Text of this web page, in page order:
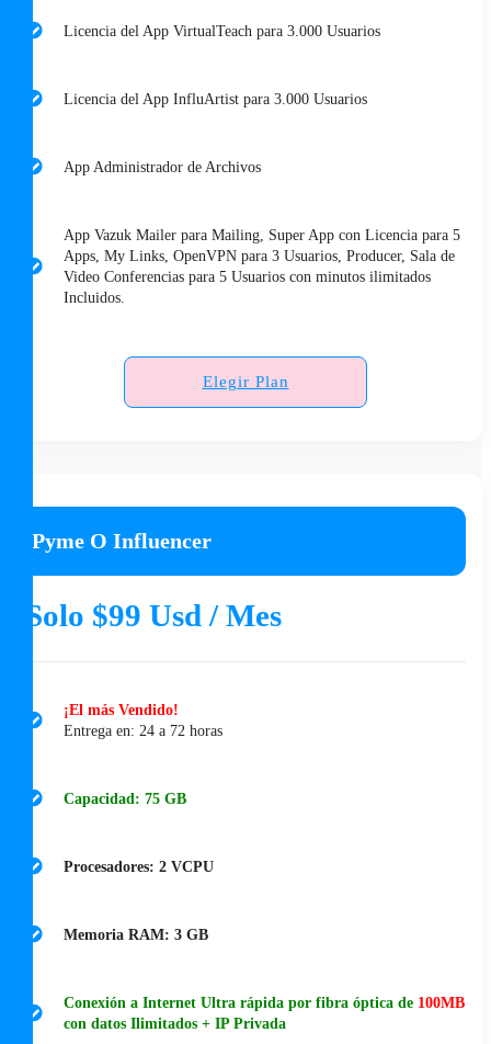
Licencia del App VirtualTeach para 3.000 Usuarios
Licencia del App InfluArtist para 3.000 Usuarios
App Administrador de Archivos
App Vazuk Mailer para Mailing, Super App con Licencia para 5
Apps, My Links, OpenVPN para 3 Usuarios, Producer, Sala de
Video Conferencias para 5 Usuarios con minutos ilimitados
Incluidos.
Elegir Plan
Pyme O Influencer
Solo $99 Usd / Mes
¡El más Vendido!
Entrega en: 24 a 72 horas
Capacidad: 75 GB
Procesadores: 2 VCPU
Memoria RAM: 3 GB
Conexión a Internet Ultra rápida por fibra óptica de 100MB
con datos Ilimitados + IP Privada